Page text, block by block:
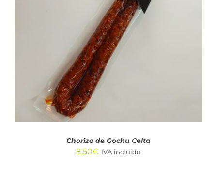
AÑADIR AL CARRITO
Chorizo de Gochu Celta
8,50€ IVA incluido